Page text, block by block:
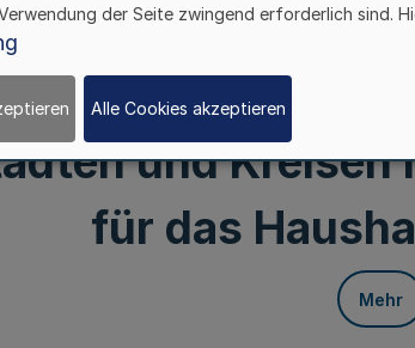
örtlichen
Städten, Großen
und Kreisen
für das
Mehr
der Seite zwingend erforderlich sind.
Alle Cookies akzeptieren